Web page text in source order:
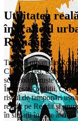
Utilitatea
în traficul
România
Traficul urban din
Cluj sau Iași, este
schimbări bruște de
În aceste condiții, City
riscul de tamponări
relatat pe Reddit și
în situații în care atenția